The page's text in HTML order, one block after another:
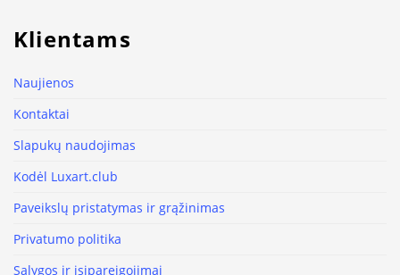
Klientams
Naujienos
Kontaktai
Slapukų naudojimas
Kodėl Luxart.club
Paveikslų pristatymas ir grąžinimas
Privatumo politika
Sąlygos ir įsipareigojimai